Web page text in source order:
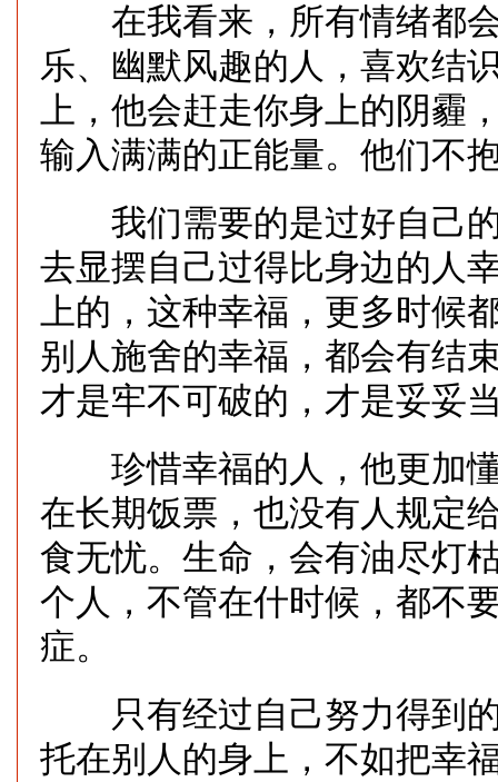
在我看来，所有情绪都会
乐、幽默风趣的人，喜欢结
上，他会赶走你身上的阴霾
输入满满的正能量。他们不
我们需要的是过好自己的
去显摆自己过得比身边的人
上的，这种幸福，更多时候
别人施舍的幸福，都会有结
才是牢不可破的，才是妥妥
珍惜幸福的人，他更加懂
在长期饭票，也没有人规定
食无忧。生命，会有油尽灯
个人，不管在什时候，都不
症。
只有经过自己努力得到的
托在别人的身上，不如把幸